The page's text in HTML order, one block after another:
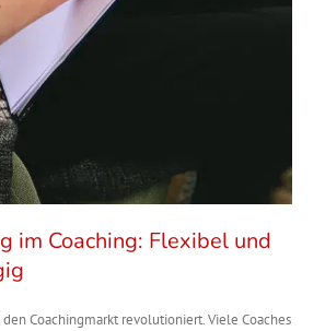
im Coaching: Flexibel und
Coachingmarkt revolutioniert. Viele Coaches